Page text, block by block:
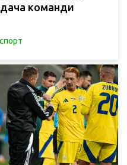
команди